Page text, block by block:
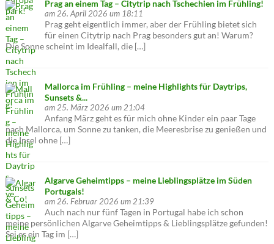
Prag an einem Tag – Citytrip nach Tschechien im Frühling!
am 26. April 2026 um 18:11
Prag geht eigentlich immer, aber der Frühling bietet sich
für einen Citytrip nach Prag besonders gut an! Warum?
Die Sonne scheint im Idealfall, die […]
Mallorca im Frühling – meine Highlights für Daytrips,
Sunsets &...
am 25. März 2026 um 21:04
Anfang März geht es für mich ohne Kinder ein paar Tage
nach Mallorca, um Sonne zu tanken, die Meeresbrise zu genießen und
die Insel ohne […]
Algarve Geheimtipps – meine Lieblingsplätze im Süden
Portugals!
am 26. Februar 2026 um 21:39
Auch nach nur fünf Tagen in Portugal habe ich schon
meine persönlichen Algarve Geheimtipps & Lieblingsplätze gefunden!
Sei es ein Tag im […]